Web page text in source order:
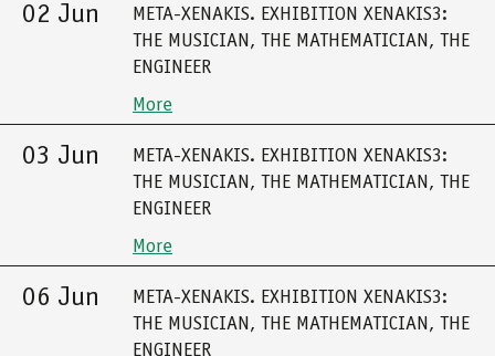
02 Jun
META-XENAKIS. EXHIBITION XENAKIS3:
THE MUSICIAN, THE MATHEMATICIAN, THE
ENGINEER
More
03 Jun
META-XENAKIS. EXHIBITION XENAKIS3:
THE MUSICIAN, THE MATHEMATICIAN, THE
ENGINEER
More
06 Jun
META-XENAKIS. EXHIBITION XENAKIS3:
THE MUSICIAN, THE MATHEMATICIAN, THE
ENGINEER